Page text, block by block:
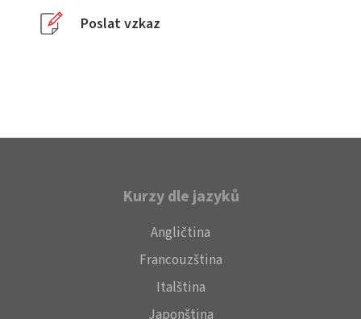
Poslat vzkaz
Kurzy dle jazyků
Angličtina
Francouzština
Italština